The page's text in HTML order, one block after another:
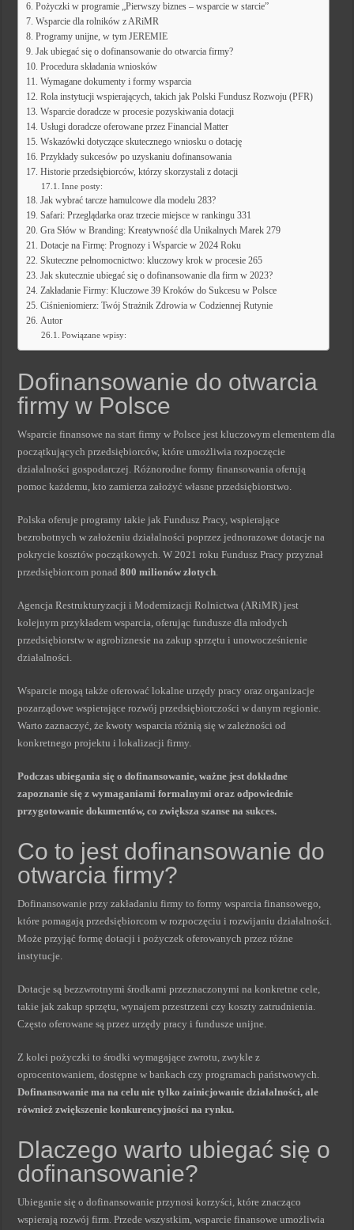
Pożyczki w programie „Pierwszy biznes – wsparcie w starcie”
Wsparcie dla rolników z ARiMR
Programy unijne, w tym JEREMIE
Jak ubiegać się o dofinansowanie do otwarcia firmy?
Procedura składania wniosków
Wymagane dokumenty i formy wsparcia
Rola instytucji wspierających, takich jak Polski Fundusz Rozwoju (PFR)
Wsparcie doradcze w procesie pozyskiwania dotacji
Usługi doradcze oferowane przez Financial Matter
Wskazówki dotyczące skutecznego wniosku o dotację
Przykłady sukcesów po uzyskaniu dofinansowania
Historie przedsiębiorców, którzy skorzystali z dotacji
Inne posty:
Jak wybrać tarcze hamulcowe dla modelu 283?
Safari: Przeglądarka oraz trzecie miejsce w rankingu 331
Gra Słów w Branding: Kreatywność dla Unikalnych Marek 279
Dotacje na Firmę: Prognozy i Wsparcie w 2024 Roku
Skuteczne pełnomocnictwo: kluczowy krok w procesie 265
Jak skutecznie ubiegać się o dofinansowanie dla firm w 2023?
Zakładanie Firmy: Kluczowe 39 Kroków do Sukcesu w Polsce
Ciśnieniomierz: Twój Strażnik Zdrowia w Codziennej Rutynie
Autor
Powiązane wpisy:
Dofinansowanie do otwarcia
firmy w Polsce
Wsparcie finansowe na start firmy w Polsce jest kluczowym elementem dla
początkujących przedsiębiorców, które umożliwia rozpoczęcie
działalności gospodarczej. Różnorodne formy finansowania oferują
pomoc każdemu, kto zamierza założyć własne przedsiębiorstwo.
Polska oferuje programy takie jak Fundusz Pracy, wspierające
bezrobotnych w założeniu działalności poprzez jednorazowe dotacje na
pokrycie kosztów początkowych. W 2021 roku Fundusz Pracy przyznał
przedsiębiorcom ponad800 milionów złotych.
Agencja Restrukturyzacji i Modernizacji Rolnictwa (ARiMR) jest
kolejnym przykładem wsparcia, oferując fundusze dla młodych
przedsiębiorstw w agrobiznesie na zakup sprzętu i unowocześnienie
działalności.
Wsparcie mogą także oferować lokalne urzędy pracy oraz organizacje
pozarządowe wspierające rozwój przedsiębiorczości w danym regionie.
Warto zaznaczyć, że kwoty wsparcia różnią się w zależności od
konkretnego projektu i lokalizacji firmy.
Podczas ubiegania się o dofinansowanie, ważne jest dokładne
zapoznanie się z wymaganiami formalnymi oraz odpowiednie
przygotowanie dokumentów, co zwiększa szanse na sukces.
Co to jest dofinansowanie do
otwarcia firmy?
Dofinansowanie przy zakładaniu firmy to formy wsparcia finansowego,
które pomagają przedsiębiorcom w rozpoczęciu i rozwijaniu działalności.
Może przyjąć formę dotacji i pożyczek oferowanych przez różne
instytucje.
Dotacje są bezzwrotnymi środkami przeznaczonymi na konkretne cele,
takie jak zakup sprzętu, wynajem przestrzeni czy koszty zatrudnienia.
Często oferowane są przez urzędy pracy i fundusze unijne.
Z kolei pożyczki to środki wymagające zwrotu, zwykle z
oprocentowaniem, dostępne w bankach czy programach państwowych.
Dofinansowanie ma na celu nie tylko zainicjowanie działalności, ale
również zwiększenie konkurencyjności na rynku.
Dlaczego warto ubiegać się o
dofinansowanie?
Ubieganie się o dofinansowanie przynosi korzyści, które znacząco
wspierają rozwój firm. Przede wszystkim, wsparcie finansowe umożliwia